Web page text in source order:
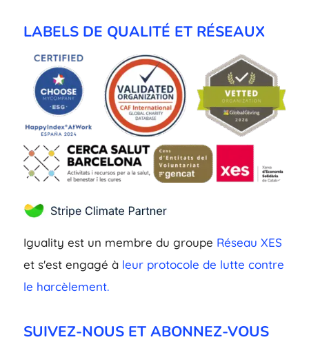
LABELS DE QUALITÉ ET RÉSEAUX
Iguality est un membre du groupe Réseau XES
et s'est engagé à leur protocole de lutte contre
le harcèlement.
SUIVEZ-NOUS ET ABONNEZ-VOUS